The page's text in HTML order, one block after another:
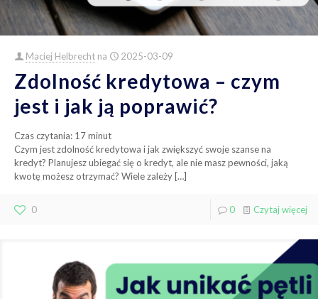
Maciej Helbrecht na 2025-03-09
Zdolność kredytowa – czym
jest i jak ją poprawić?
Czas czytania: 17minut
Czym jest zdolność kredytowa i jak zwiększyć swoje szanse na
kredyt? Planujesz ubiegać się o kredyt, ale nie masz pewności, jaką
kwotę możesz otrzymać? Wiele zależy […]
0 0 Czytaj więcej